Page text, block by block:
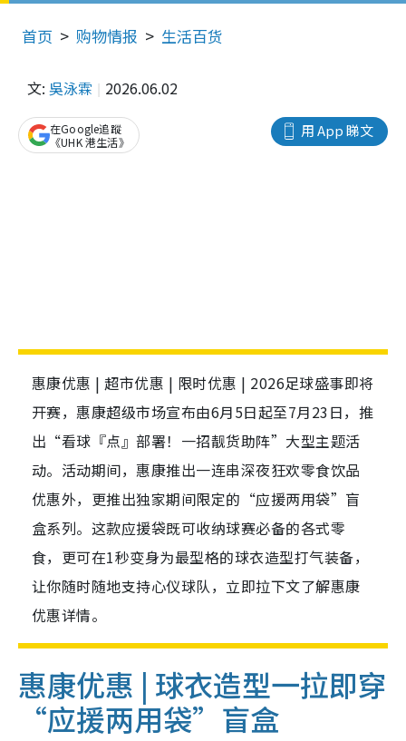
首页 购物情报 生活百货
文: 吳泳霖 2026.06.02
用 App 睇文
在Google追蹤
《UHK 港生活》
惠康优惠 | 超市优惠 | 限时优惠 | 2026足球盛事即将
开赛，惠康超级市场宣布由6月5日起至7月23日，推
出“看球『点』部署！一招靓货助阵”大型主题活
动。活动期间，惠康推出一连串深夜狂欢零食饮品
优惠外，更推出独家期间限定的“应援两用袋”盲
盒系列。这款应援袋既可收纳球赛必备的各式零
食，更可在1秒变身为最型格的球衣造型打气装备，
让你随时随地支持心仪球队，立即拉下文了解惠康
优惠详情。
惠康优惠 | 球衣造型一拉即穿
“应援两用袋”盲盒